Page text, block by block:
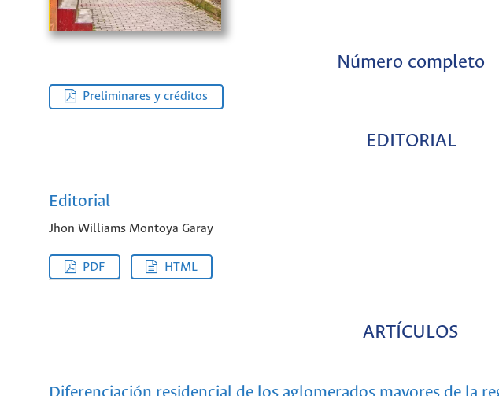
Número completo
Preliminares y créditos
EDITORIAL
Editorial
Jhon Williams Montoya Garay
PDF HTML
ARTÍCULOS